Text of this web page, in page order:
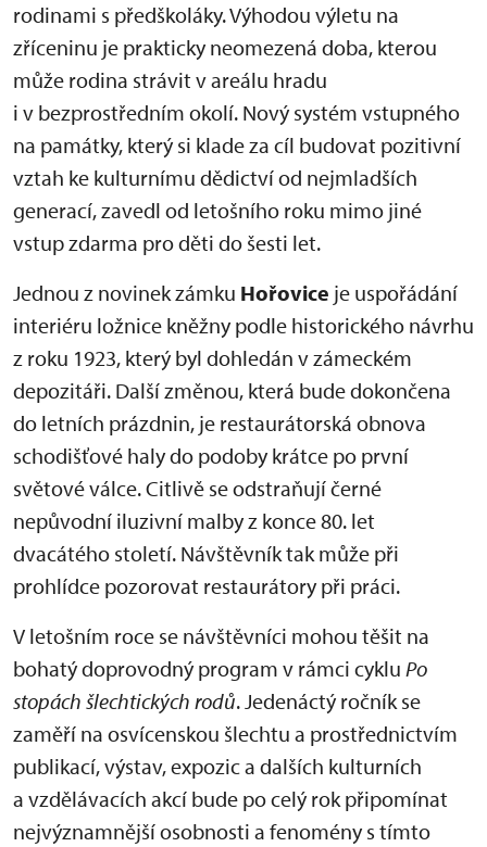
rodinami s předškoláky. Výhodou výletu na
zříceninu je prakticky neomezená doba, kterou
může rodina strávit v areálu hradu
i v bezprostředním okolí. Nový systém vstupného
na památky, který si klade za cíl budovat pozitivní
vztah ke kulturnímu dědictví od nejmladších
generací, zavedl od letošního roku mimo jiné
vstup zdarma pro děti do šesti let.
Jednou z novinek zámku Hořovice je uspořádání
interiéru ložnice kněžny podle historického návrhu
z roku 1923, který byl dohledán v zámeckém
depozitáři. Další změnou, která bude dokončena
do letních prázdnin, je restaurátorská obnova
schodišťové haly do podoby krátce po první
světové válce. Citlivě se odstraňují černé
nepůvodní iluzivní malby z konce 80. let
dvacátého století. Návštěvník tak může při
prohlídce pozorovat restaurátory při práci.
V letošním roce se návštěvníci mohou těšit na
bohatý doprovodný program v rámci cyklu Po
stopách šlechtických rodů. Jedenáctý ročník se
zaměří na osvícenskou šlechtu a prostřednictvím
publikací, výstav, expozic a dalších kulturních
a vzdělávacích akcí bude po celý rok připomínat
nejvýznamnější osobnosti a fenomény s tímto